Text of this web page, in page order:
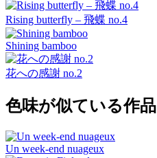
Rising butterfly – 飛蝶 no.4
Shining bamboo
花への感謝 no.2
色味が似ている作品
Un week-end nuageux